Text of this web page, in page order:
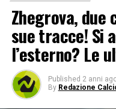
Zhegrova, due
sue tracce! Si
l’esterno? Le
Published 2 anni
By Redazione